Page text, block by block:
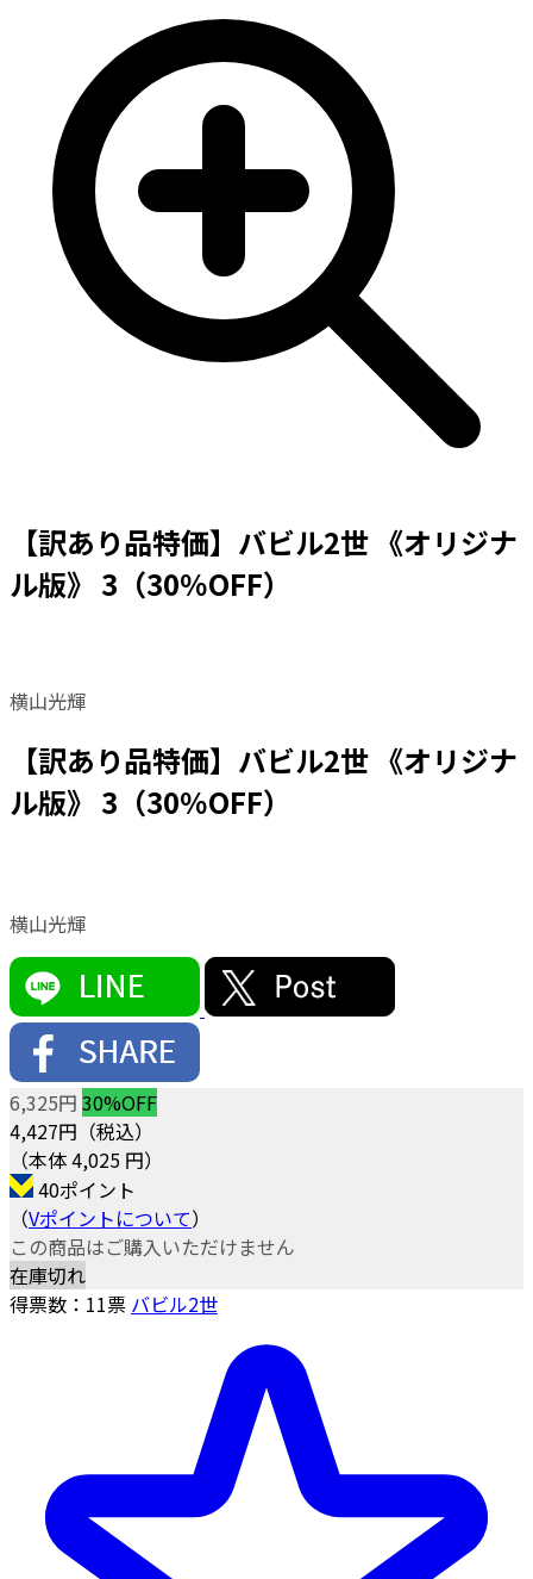
【訳あり品特価】バビル2世 《オリジナ
ル版》 3（30％OFF）
横山光輝
【訳あり品特価】バビル2世 《オリジナ
ル版》 3（30％OFF）
横山光輝
6,325円 30%OFF
4,427円（税込）
（本体 4,025 円）
40ポイント
（Vポイントについて）
この商品はご購入いただけません
在庫切れ
得票数： 11票 バビル2世